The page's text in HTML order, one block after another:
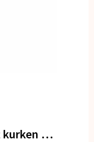
Gerecycled glazen fles met kurken dop 500ml